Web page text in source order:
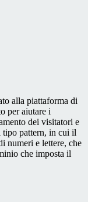
alla piattaforma di
per aiutare i
dei visitatori e
tipo pattern, in cui il
numeri e lettere, che
che imposta il